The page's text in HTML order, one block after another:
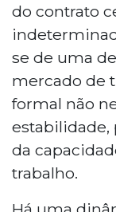
do contrato
se de uma
mercado de
formal não
estabilidade,
da
trabalho.